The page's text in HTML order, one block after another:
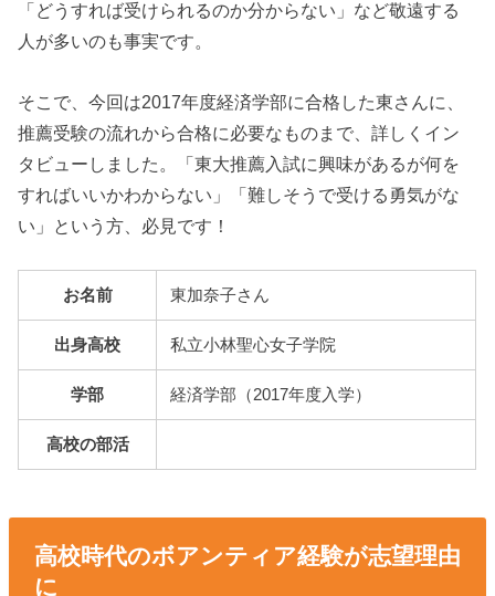
「どうすれば受けられるのか分からない」など敬遠する
人が多いのも事実です。
そこで、今回は2017年度経済学部に合格した東さんに、
推薦受験の流れから合格に必要なものまで、詳しくイン
タビューしました。「東大推薦入試に興味があるが何を
すればいいかわからない」「難しそうで受ける勇気がな
い」という方、必見です！
お名前 東加奈子さん
出身高校 私立小林聖心女子学院
学部 経済学部（2017年度入学）
高校の部活
高校時代のボアンティア経験が志望理由
に